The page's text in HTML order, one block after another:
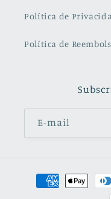
Política de
Política de
E-mail
Métodos